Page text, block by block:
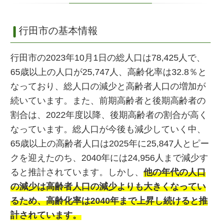
行田市の基本情報
行田市の2023年10月1日の総人口は78,425人で、
65歳以上の人口が25,747人、高齢化率は32.8％と
なっており、総人口の減少と高齢者人口の増加が
続いています。また、前期高齢者と後期高齢者の
割合は、2022年度以降、後期高齢者の割合が高く
なっています。総人口が今後も減少していく中、
65歳以上の高齢者人口は2025年に25,847人とピー
クを迎えたのち、2040年には24,956人まで減少す
ると推計されています。しかし、 他の年代の人口
の減少は高齢者人口の減少よりも大きくなってい
るため、高齢化率は2040年まで上昇し続けると推
計されています。